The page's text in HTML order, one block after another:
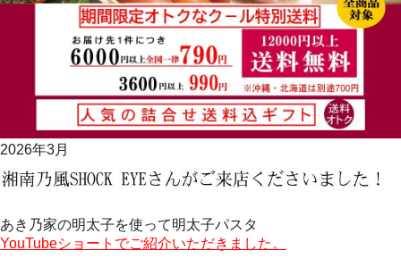
2026年3月
あき乃家の明太子を使って明太子パスタ
YouTubeショートでご紹介いただきました。